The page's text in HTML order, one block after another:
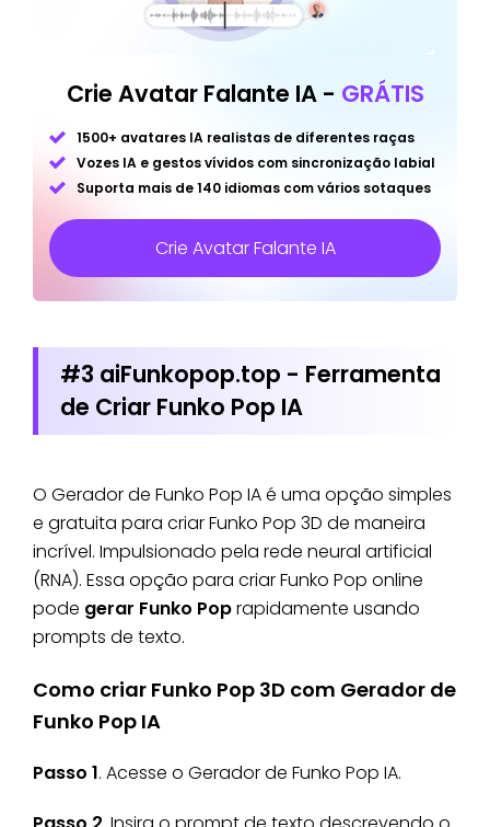
Crie Avatar Falante IA - GRÁTIS
1500+ avatares IA realistas de diferentes raças
Vozes IA e gestos vívidos com sincronização labial
Suporta mais de 140 idiomas com vários sotaques
Crie Avatar Falante IA
#3 aiFunkopop.top - Ferramenta
de Criar Funko Pop IA
O Gerador de Funko Pop IA é uma opção simples
e gratuita para criar Funko Pop 3D de maneira
incrível. Impulsionado pela rede neural artificial
(RNA). Essa opção para criar Funko Pop online
pode gerar Funko Poprapidamente usando
prompts de texto.
Como criar Funko Pop 3D com Gerador de
Funko Pop IA
Passo 1. Acesse o Gerador de Funko Pop IA.